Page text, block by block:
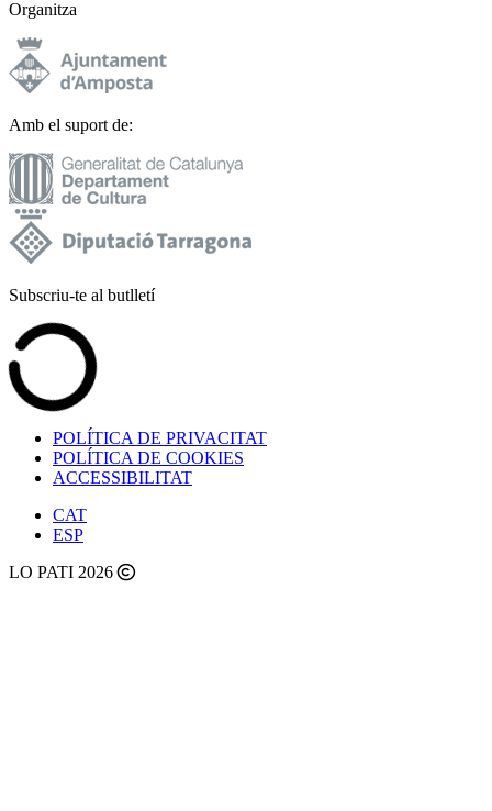
Organitza
Amb el suport de:
Subscriu-te al butlletí
POLÍTICA DE PRIVACITAT
POLÍTICA DE COOKIES
ACCESSIBILITAT
CAT
ESP
LO PATI 2026